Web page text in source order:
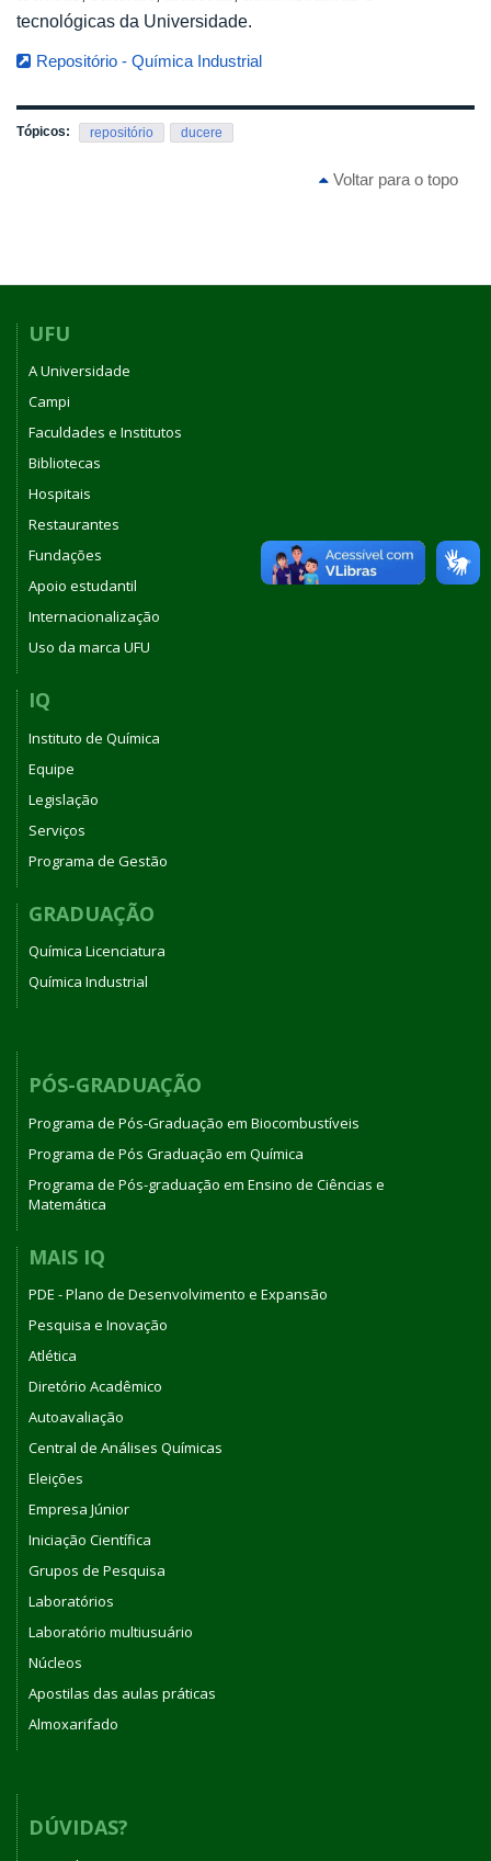
tecnológicas da Universidade.
Repositório - Química Industrial
Tópicos: repositório ducere
Voltar para o topo
UFU
A Universidade
Campi
Faculdades e Institutos
Bibliotecas
Hospitais
Restaurantes
Fundações
Apoio estudantil
Internacionalização
Uso da marca UFU
IQ
Instituto de Química
Equipe
Legislação
Serviços
Programa de Gestão
GRADUAÇÃO
Química Licenciatura
Química Industrial
PÓS-GRADUAÇÃO
Programa de Pós-Graduação em Biocombustíveis
Programa de Pós Graduação em Química
Programa de Pós-graduação em Ensino de Ciências e
Matemática
MAIS IQ
PDE - Plano de Desenvolvimento e Expansão
Pesquisa e Inovação
Atlética
Diretório Acadêmico
Autoavaliação
Central de Análises Químicas
Eleições
Empresa Júnior
Iniciação Científica
Grupos de Pesquisa
Laboratórios
Laboratório multiusuário
Núcleos
Apostilas das aulas práticas
Almoxarifado
DÚVIDAS?